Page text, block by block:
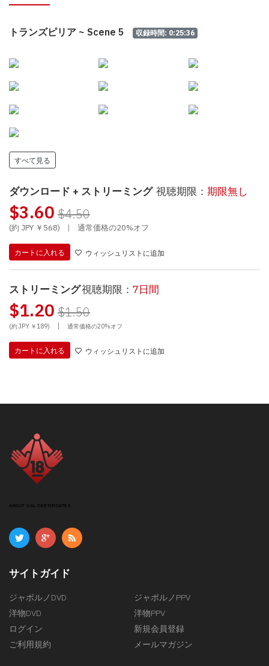
トランズピリア ~ Scene 5 収録時間: 0:25:36
すべて見る
ダウンロード + ストリーミング 視聴期限： 期限無し
$3.60 $4.50
(約 JPY ￥568) | 通常価格の20%オフ
カートに入れる ウィッシュリストに追加
ストリーミング視聴期限： 7日間
$1.20 $1.50
(約 JPY ￥189) | 通常価格の20%オフ
カートに入れる ウィッシュリストに追加
ABOUT SSL CERTIFICATES
サイトガイド
ジャポルノDVD
ジャポルノPPV
洋物DVD
洋物PPV
ログイン
新規会員登録
ご利用規約
メールマガジン